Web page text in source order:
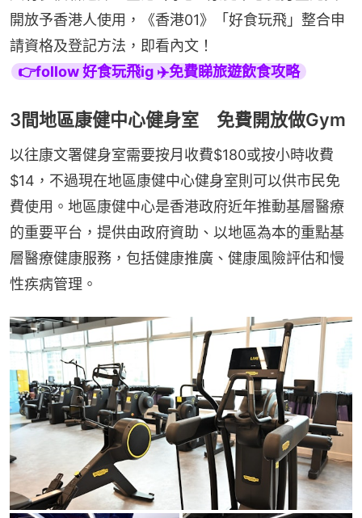
開放予香港人使用，《香港01》「好食玩飛」整合申
請資格及登記方法，即看內文！
👉follow 好食玩飛ig ✈️免費睇旅遊飲食攻略
3間地區康健中心健身室 免費開放做Gym
以往康文署健身室需要按月收費$180或按小時收費
$14，不過現在地區康健中心健身室則可以供市民免
費使用。地區康健中心是香港政府近年推動基層醫療
的重要平台，提供由政府資助、以地區為本的重點基
層醫療健康服務，包括健康推廣、健康風險評估和慢
性疾病管理。